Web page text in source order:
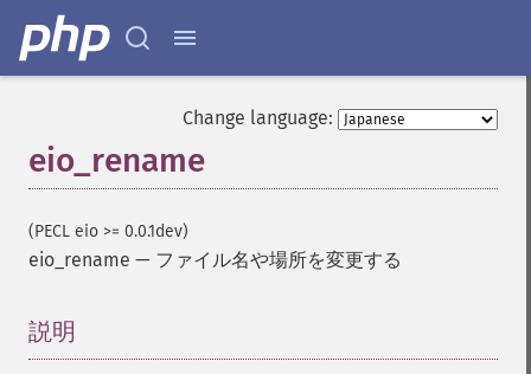
Change language:
eio_rename
(PECL eio >= 0.0.1dev)
eio_rename — ファイル名や場所を変更する
説明